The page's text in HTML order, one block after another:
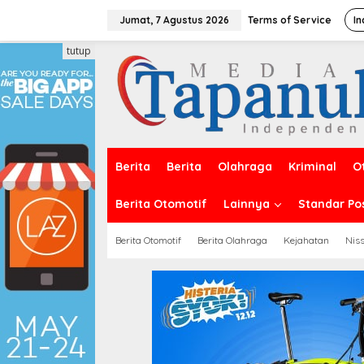
Jumat, 7 Agustus 2026 Terms of Service
Berita Berita Olahraga Kriminal
Berita Otomotif Lainnya Standar
Berita Otomotif Berita Olahraga Kejahatan
tutup